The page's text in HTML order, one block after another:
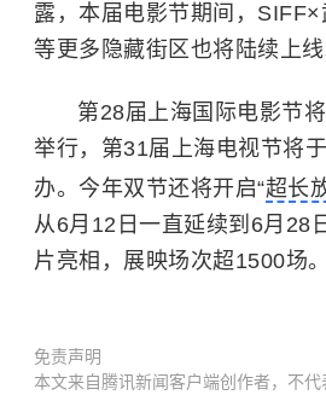
露，本届电影节期间，
等更多隐藏街区也将陆续上线
第28届上海国际电影节
举行，第31届上海电视节将
办。今年双节还将开启“超长
从6月12日一直延续到6月28
片亮相，展映场次超1500场。
免责声明
本文来自腾讯新闻客户端创作者，不